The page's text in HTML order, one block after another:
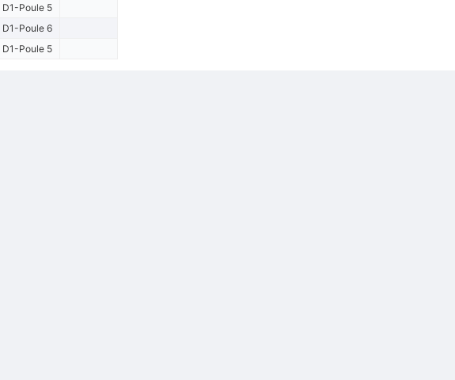
D1-Poule 5
D1-Poule 6
D1-Poule 5